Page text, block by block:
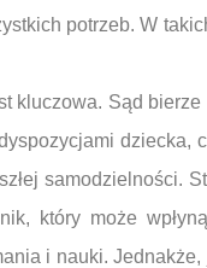
potrzeb. W
kluczowa. Sąd
dziecka,
samodzielności.
który może
i nauki.